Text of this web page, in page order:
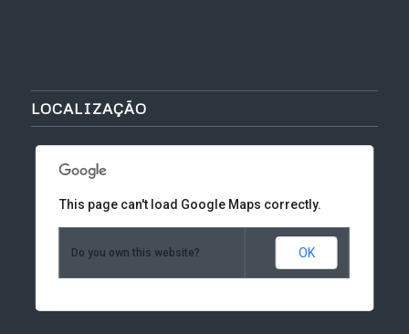
LOCALIZAÇÃO
This page can't load Google Maps correctly.
Do you own this website? OK